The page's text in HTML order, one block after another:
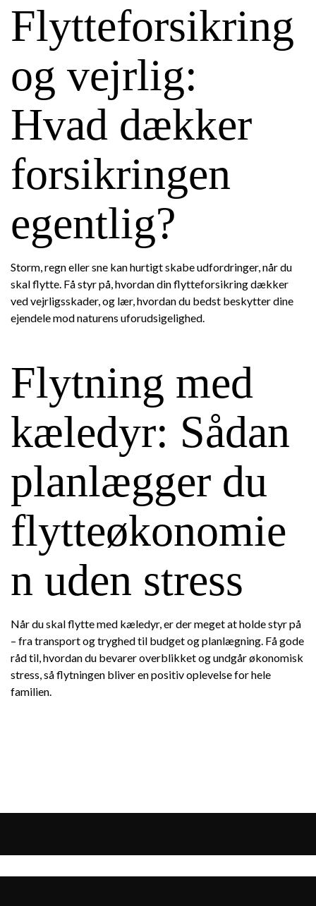
Flytteforsikring
og vejrlig:
Hvad dækker
forsikringen
egentlig?
Storm, regn eller sne kan hurtigt skabe udfordringer, når du
skal flytte. Få styr på, hvordan din flytteforsikring dækker
ved vejrligsskader, og lær, hvordan du bedst beskytter dine
ejendele mod naturens uforudsigelighed.
Flytning med
kæledyr: Sådan
planlægger du
flytteøkonomie
n uden stress
Når du skal flytte med kæledyr, er der meget at holde styr på
– fra transport og tryghed til budget og planlægning. Få gode
råd til, hvordan du bevarer overblikket og undgår økonomisk
stress, så flytningen bliver en positiv oplevelse for hele
familien.